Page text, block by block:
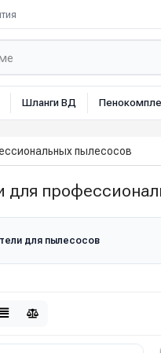
Шланги ВД
пылесосов
для
для пылесосов